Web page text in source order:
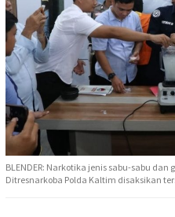
BLENDER: Narkotika jenis sabu-sabu
Ditresnarkoba Polda Kaltim disaksikan